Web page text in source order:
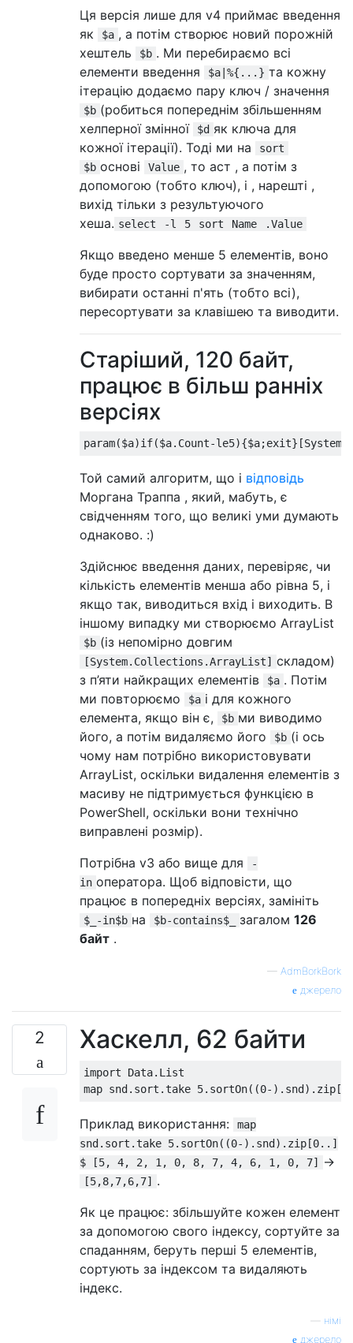
Ця версія лише для v4 приймає введення
як
$a , а потім створює новий порожній
хештель
$b . Ми перебираємо всі
елементи введення
$a|%{...} та кожну
ітерацію додаємо пару ключ / значення
$b (робиться попереднім збільшенням
хелперної змінної
$d як ключа для
кожної ітерації). Тоді ми на
sort
$b основі Value , то аст , а потім з
допомогою (тобто ключ), і , нарешті ,
вихід тільки з результуючого
хеша. select -l 5 sort Name .Value
Якщо введено менше 5 елементів, воно
буде просто сортувати за значенням,
вибирати останні п'ять (тобто всі),
пересортувати за клавішею та виводити.
Старіший, 120 байт,
працює в більш ранніх
версіях
Той самий алгоритм, що і відповідь
Моргана Траппа , який, мабуть, є
свідченням того, що великі уми думають
однаково. :)
Здійснює введення даних, перевіряє, чи
кількість елементів менша або рівна 5, і
якщо так, виводиться вхід і виходить. В
іншому випадку ми створюємо ArrayList
$b (із непомірно довгим
[System.Collections.ArrayList] складом)
з п’яти найкращих елементів
$a . Потім
ми повторюємо
$a і для кожного
елемента, якщо він є,
$b ми виводимо
його, а потім видаляємо його
$b (і ось
чому нам потрібно використовувати
ArrayList, оскільки видалення елементів з
масиву не підтримується функцією в
PowerShell, оскільки вони технічно
виправлені розмір).
Потрібна v3 або вище для
-
in оператора. Щоб відповісти, що
працює в попередніх версіях, замініть
$_-in$b на $b-contains$_ загалом 126
байт .
— AdmBorkBork
джерело
2 Хаскелл, 62 байти
import Data.List
Приклад використання:
map
snd.sort.take 5.sortOn((0-).snd).zip[0..]
$ [5, 4, 2, 1, 0, 8, 7, 4, 6, 1, 0, 7]
->
[5,8,7,6,7]
.
Як це працює: збільшуйте кожен елемент
за допомогою свого індексу, сортуйте за
спаданням, беруть перші 5 елементів,
сортують за індексом та видаляють
індекс.
німі
джерело